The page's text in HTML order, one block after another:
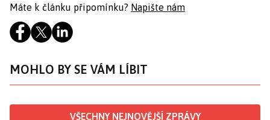
Máte k článku připomínku? Napište nám
MOHLO BY SE VÁM LÍBIT
VŠECHNY NEJNOVĚJŠÍ ZPRÁVY